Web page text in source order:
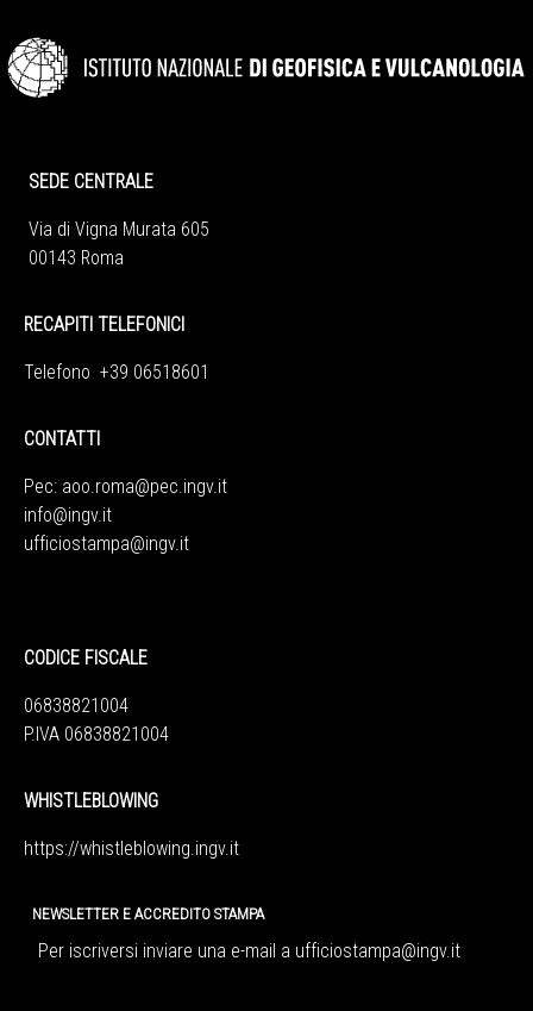
SEDE CENTRALE
Via di Vigna Murata 605
00143 Roma
RECAPITI TELEFONICI
Telefono +39 06518601
CONTATTI
Pec: aoo.roma@pec.ingv.it
info@ingv.it
ufficiostampa@ingv.it
CODICE FISCALE
06838821004
P.IVA 06838821004
WHISTLEBLOWING
https://whistleblowing.ingv. it
NEWSLETTER E ACCREDITO STAMPA
Per iscriversi inviare una e-mail a ufficiostampa@ingv.it